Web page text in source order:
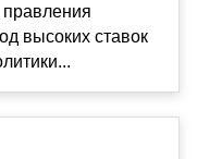
высоких ставок